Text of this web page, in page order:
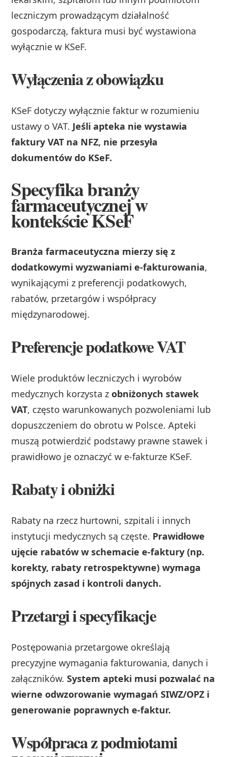
leczniczym prowadzącym działalność
gospodarczą, faktura musi być wystawiona
wyłącznie w KSeF.
Wyłączenia z obowiązku
KSeF dotyczy wyłącznie faktur w rozumieniu
ustawy o VAT. Jeśli apteka nie wystawia
faktury VAT na NFZ, nie przesyła
dokumentów do KSeF.
Specyfika branży
farmaceutycznej w
kontekście KSeF
Branża farmaceutyczna mierzy się z
dodatkowymi wyzwaniami e-fakturowania,
wynikającymi z preferencji podatkowych,
rabatów, przetargów i współpracy
międzynarodowej.
Preferencje podatkowe VAT
Wiele produktów leczniczych i wyrobów
medycznych korzysta zobniżonych stawek
VAT, często warunkowanych pozwoleniami lub
dopuszczeniem do obrotu w Polsce. Apteki
muszą potwierdzić podstawy prawne stawek i
prawidłowo je oznaczyć w e-fakturze KSeF.
Rabaty i obniżki
Rabaty na rzecz hurtowni, szpitali i innych
instytucji medycznych są częste. Prawidłowe
ujęcie rabatów w schemacie e-faktury (np.
korekty, rabaty retrospektywne) wymaga
spójnych zasad i kontroli danych.
Przetargi i specyfikacje
Postępowania przetargowe określają
precyzyjne wymagania fakturowania, danych i
załączników.System apteki musi pozwalać na
wierne odwzorowanie wymagań SIWZ/OPZ i
generowanie poprawnych e-faktur.
Współpraca z podmiotami